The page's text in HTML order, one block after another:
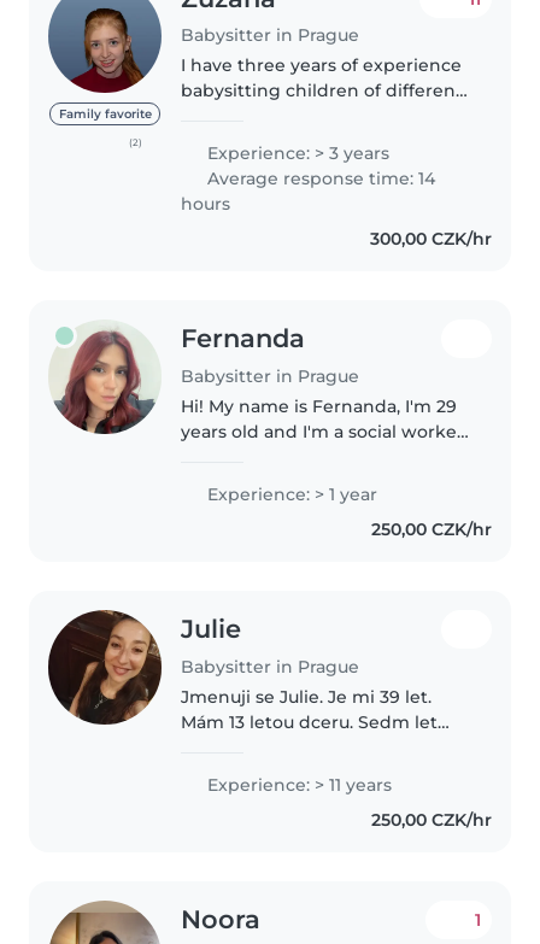
Family favorite
(2)
Babysitter in Prague
I have three years of experience
babysitting children of different
and I enjoy spending time with
kids. I can help with activities,
playtime, and homework...
Experience: > 3 years
Average response time: 14
hours
300,00 CZK/hr
Fernanda
Babysitter in Prague
Hi! My name is Fernanda, I'm 29
years old and I'm a social worker
children. Taking care of little
ones is something I truly enjoy,
and I always aim to create..
Experience: > 1 year
250,00 CZK/hr
Julie
Babysitter in Prague
Jmenuji se Julie. Je mi 39 let.
Mám 13 letou dceru. Sedm let
u jsem dělala zdravotní sestru v
jeslích,kde jsem se starala o děti
Experience: > 11 years
250,00 CZK/hr
Noora 1